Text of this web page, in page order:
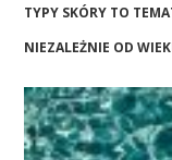
TYPY SKÓRY TO
NIEZALEŻNIE OD